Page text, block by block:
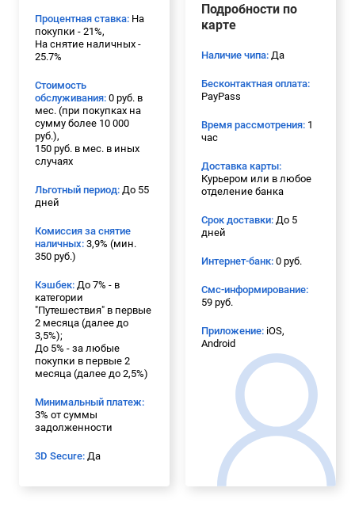
Процентная ставка: На
покупки - 21%,
На снятие наличных -
25.7%
Стоимость
обслуживания: 0 руб. в
мес. (при покупках на
сумму более 10 000
руб.),
150 руб. в мес. в иных
случаях
Льготный период: До 55
дней
Комиссия за снятие
наличных: 3,9% (мин.
350 руб.)
Кэшбек: До 7% - в
категории
"Путешествия" в первые
2 месяца (далее до
3,5%);
До 5% - за любые
покупки в первые 2
месяца (далее до 2,5%)
Минимальный платеж:
3% от суммы
задолженности
3D Secure: Да
Подробности по
карте
Наличие чипа: Да
Бесконтактная оплата:
PayPass
Время рассмотрения: 1
час
Доставка карты:
Курьером или в любое
отделение банка
Срок доставки: До 5
дней
Интернет-банк: 0 руб.
Смс-информирование:
59 руб.
Приложение: iOS,
Android